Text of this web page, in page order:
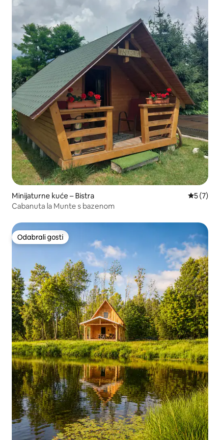
Minijaturne kuće – Bistra
5 (7)
Cabanuta la Munte s bazenom
Odabrali gosti
Odabrali gosti